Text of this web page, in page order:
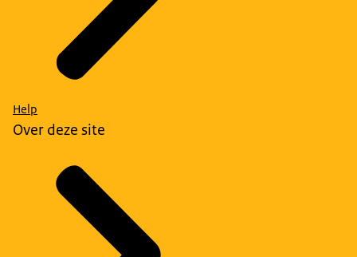
Help
Over deze site